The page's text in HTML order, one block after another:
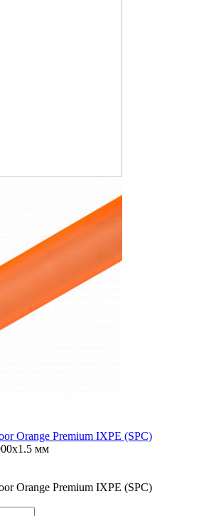
Orange Premium IXPE (SPC)
мм
Orange Premium IXPE (SPC)